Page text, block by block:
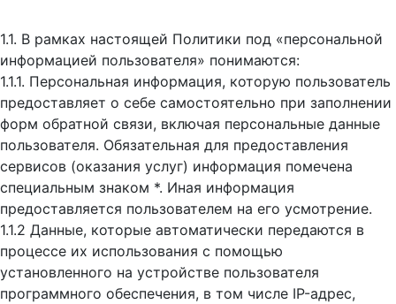
1.1. В рамках настоящей Политики под «персональной
информацией пользователя» понимаются:
1.1.1. Персональная информация, которую пользователь
предоставляет о себе самостоятельно при заполнении
форм обратной связи, включая персональные данные
пользователя. Обязательная для предоставления
сервисов (оказания услуг) информация помечена
специальным знаком *. Иная информация
предоставляется пользователем на его усмотрение.
1.1.2 Данные, которые автоматически передаются в
процессе их использования с помощью
установленного на устройстве пользователя
программного обеспечения, в том числе IP-адрес,